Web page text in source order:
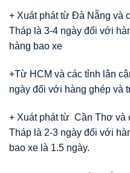
+ Xuát phát từ Đà Nẵng và
Tháp là 3-4 ngày đối với
hàng bao xe
+Từ HCM và các tỉnh lân
ngày đối với hàng ghép và
+ Xuát phát từ Cần Thơ và
Tháp là 2-3 ngày đối với
bao xe là 1.5 ngày.